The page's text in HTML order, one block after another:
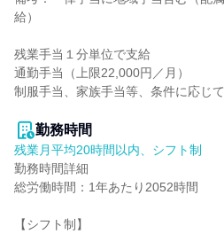
給）
残業手当１分単位で支給
通勤手当（上限22,000円／月）
制服手当、家族手当等、条件に応じて
勤務時間
残業月平均20時間以内、シフト制
勤務時間詳細
総労働時間：1年あたり2052時間
【シフト制】